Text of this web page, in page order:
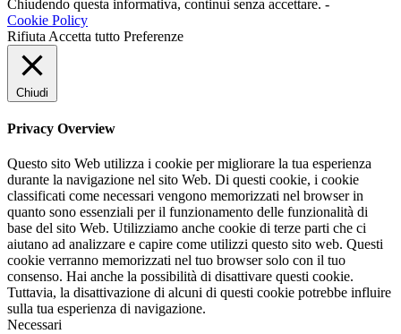
Chiudendo questa informativa, continui senza accettare. -
Cookie Policy
Rifiuta Accetta tutto Preferenze
Chiudi
Privacy Overview
Questo sito Web utilizza i cookie per migliorare la tua esperienza
durante la navigazione nel sito Web. Di questi cookie, i cookie
classificati come necessari vengono memorizzati nel browser in
quanto sono essenziali per il funzionamento delle funzionalità di
base del sito Web. Utilizziamo anche cookie di terze parti che ci
aiutano ad analizzare e capire come utilizzi questo sito web. Questi
cookie verranno memorizzati nel tuo browser solo con il tuo
consenso. Hai anche la possibilità di disattivare questi cookie.
Tuttavia, la disattivazione di alcuni di questi cookie potrebbe influire
sulla tua esperienza di navigazione.
Necessari